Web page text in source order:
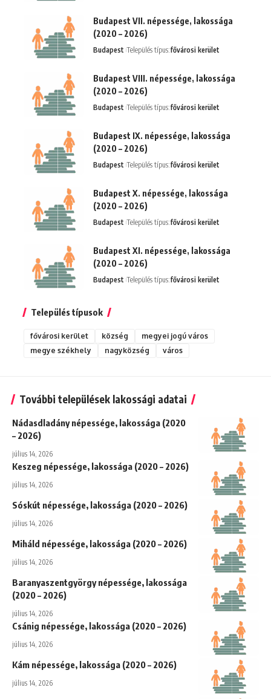
Budapest VII. népessége, lakossága
(2020 – 2026)
Budapest Település típus:fővárosi kerület
Budapest VIII. népessége, lakossága
(2020 – 2026)
Budapest Település típus:fővárosi kerület
Budapest IX. népessége, lakossága
(2020 – 2026)
Budapest Település típus:fővárosi kerület
Budapest X. népessége, lakossága
(2020 – 2026)
Budapest Település típus:fővárosi kerület
Budapest XI. népessége, lakossága
(2020 – 2026)
Budapest Település típus:fővárosi kerület
Település típusok
fővárosi kerület község
megyei jogú város
megye székhely
nagyközség város
További települések lakossági adatai
Nádasdladány népessége, lakossága (2020
– 2026)
július 14, 2026
Keszeg népessége, lakossága (2020 – 2026)
július 14, 2026
Sóskút népessége, lakossága (2020 – 2026)
július 14, 2026
Miháld népessége, lakossága (2020 – 2026)
július 14, 2026
Baranyaszentgyörgy népessége, lakossága
(2020 – 2026)
július 14, 2026
Csánig népessége, lakossága (2020 – 2026)
július 14, 2026
Kám népessége, lakossága (2020 – 2026)
július 14, 2026